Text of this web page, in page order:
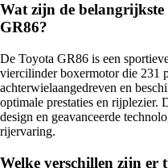
Wat zijn de
GR86?
De Toyota GR86 is een
viercilinder boxermotor die 231
achterwielaangedreven en
optimale prestaties en rijplezier.
design en geavanceerde
rijervaring.
Welke verschillen zijn er